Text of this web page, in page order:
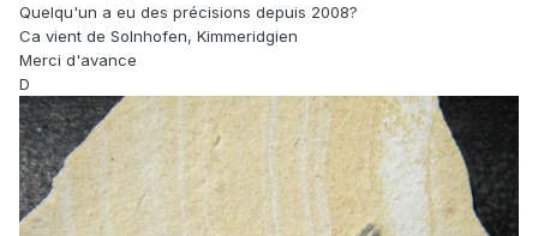
Quelqu'un a eu des précisions depuis 2008?
Ca vient de Solnhofen, Kimmeridgien
Merci d'avance
D